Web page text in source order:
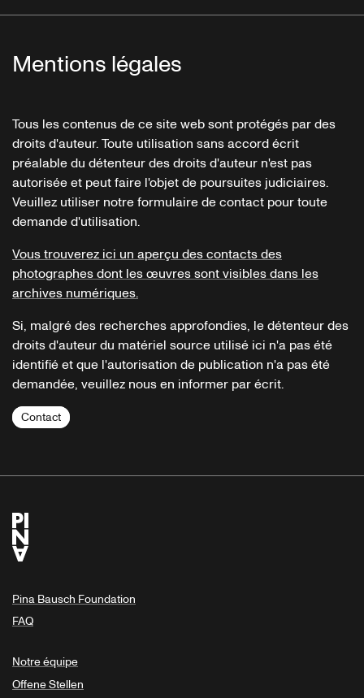
Mentions légales
Tous les contenus de ce site web sont protégés par des
droits d'auteur. Toute utilisation sans accord écrit
préalable du détenteur des droits d'auteur n'est pas
autorisée et peut faire l'objet de poursuites judiciaires.
Veuillez utiliser notre formulaire de contact pour toute
demande d'utilisation.
Vous trouverez ici un aperçu des contacts des
photographes dont les œuvres sont visibles dans les
archives numériques.
Si, malgré des recherches approfondies, le détenteur des
droits d'auteur du matériel source utilisé ici n'a pas été
identifié et que l'autorisation de publication n'a pas été
demandée, veuillez nous en informer par écrit.
Contact
Pina Bausch Foundation
FAQ
Notre équipe
Offene Stellen